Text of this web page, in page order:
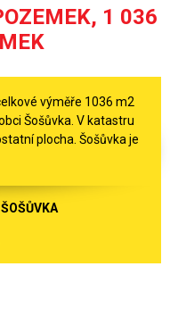
1 036
výměře 1036 m2
Šošůvka. V katastru
plocha. Šošůvka je